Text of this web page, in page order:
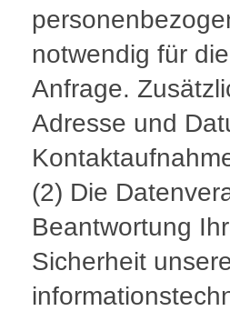
notwendig für
Anfrage.
Adresse und
(2) Die
Beantwortung
Sicherheit